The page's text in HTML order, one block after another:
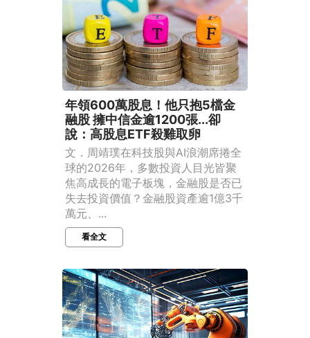
年領600萬股息！他只抱5檔金
融股 擁中信金逾1200張...卻
說：高股息ETF殺雞取卵
文．周靖璞在科技股與AI浪潮席捲全
球的2026年，多數投資人目光皆聚
焦高成長的電子板塊，金融股是否已
失去投資價值？金融股資產逾1億3千
萬元、...
看全文